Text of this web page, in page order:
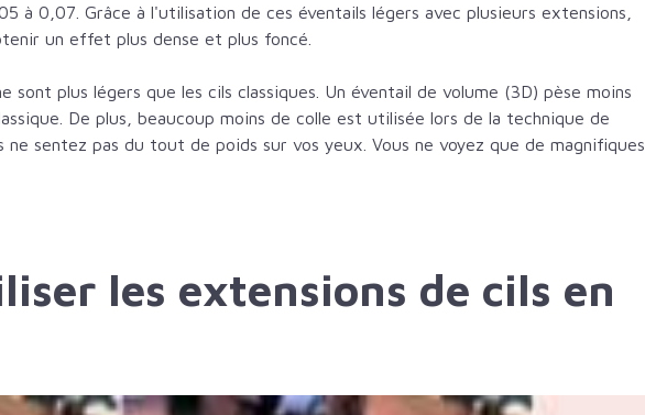
à 0,07. Grâce à l'utilisation de ces éventails légers avec plusieurs extensions,
un effet plus dense et plus foncé.
sont plus légers que les cils classiques. Un éventail de volume (3D) pèse moins
De plus, beaucoup moins de colle est utilisée lors de la technique de
sentez pas du tout de poids sur vos yeux. Vous ne voyez que de magnifiques
les extensions de cils en